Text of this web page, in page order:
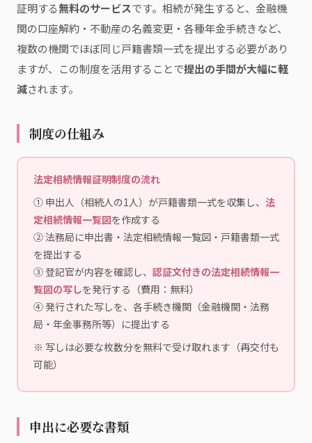
証明する無料のサービスです。相続が発生すると、金融機
関の口座解約・不動産の名義変更・各種年金手続きなど、
複数の機関でほぼ同じ戸籍書類一式を提出する必要があり
ますが、この制度を活用することで提出の手間が大幅に軽
減されます。
制度の仕組み
法定相続情報証明制度の流れ
① 申出人（相続人の1人）が戸籍書類一式を収集し、 法
定相続情報一覧図を作成する
② 法務局に申出書・法定相続情報一覧図・戸籍書類一式
を提出する
③ 登記官が内容を確認し、 認証文付きの法定相続情報一
覧図の写しを発行する（費用：無料）
④ 発行された写しを、各手続き機関（金融機関・法務
局・年金事務所等）に提出する
※ 写しは必要な枚数分を無料で受け取れます（再交付も
可能）
申出に必要な書類